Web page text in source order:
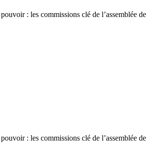
: les commissions clé de l’assemblée de
: les commissions clé de l’assemblée de